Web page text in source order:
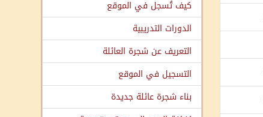
كيف تُسجل في الموقع
الدورات التدريبية
التعريف عن شجرة العائلة
التسجيل في الموقع
بناء شجرة عائلة جديدة